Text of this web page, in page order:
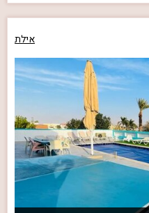
אילת